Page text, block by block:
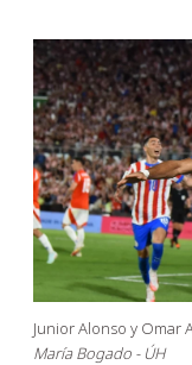
Junior Alonso y
María Bogado - ÚH